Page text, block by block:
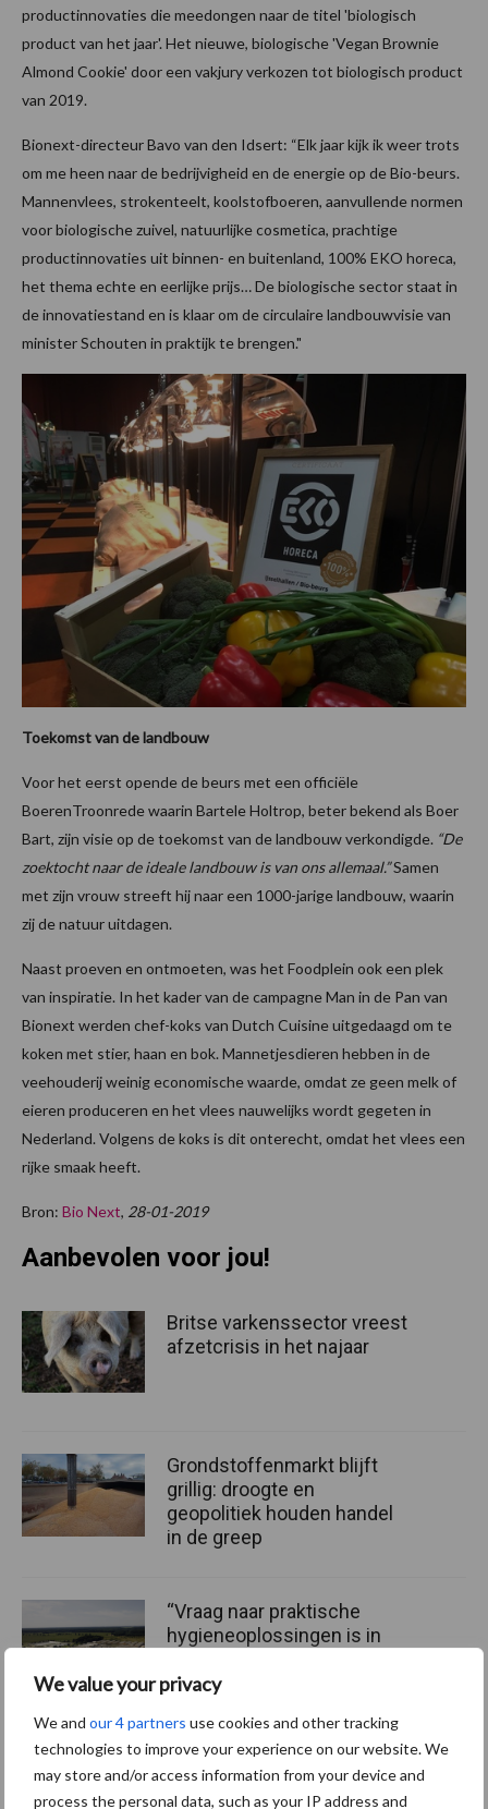
We value your privacy
We and our 4 partners use cookies and other tracking
technologies to improve your experience on our website. We
may store and/or access information from your device and
process the personal data, such as your IP address and
productinnovaties die meedongen naar de titel 'biologisch
product van het jaar'. Het nieuwe, biologische 'Vegan Brownie
Almond Cookie' door een vakjury verkozen tot biologisch product
van 2019.
Bionext-directeur Bavo van den Idsert: “Elk jaar kijk ik weer trots
om me heen naar de bedrijvigheid en de energie op de Bio-beurs.
Mannenvlees, strokenteelt, koolstofboeren, aanvullende normen
voor biologische zuivel, natuurlijke cosmetica, prachtige
productinnovaties uit binnen- en buitenland, 100% EKO horeca,
het thema echte en eerlijke prijs… De biologische sector staat in
de innovatiestand en is klaar om de circulaire landbouwvisie van
minister Schouten in praktijk te brengen."
Toekomst van de landbouw
Voor het eerst opende de beurs met een officiële
BoerenTroonrede waarin Bartele Holtrop, beter bekend als Boer
Bart, zijn visie op de toekomst van de landbouw verkondigde. “De
zoektocht naar de ideale landbouw is van ons allemaal.”Samen
met zijn vrouw streeft hij naar een 1000-jarige landbouw, waarin
zij de natuur uitdagen.
Naast proeven en ontmoeten, was het Foodplein ook een plek
van inspiratie. In het kader van de campagne Man in de Pan van
Bionext werden chef-koks van Dutch Cuisine uitgedaagd om te
koken met stier, haan en bok. Mannetjesdieren hebben in de
veehouderij weinig economische waarde, omdat ze geen melk of
eieren produceren en het vlees nauwelijks wordt gegeten in
Nederland. Volgens de koks is dit onterecht, omdat het vlees een
rijke smaak heeft.
Bron: Bio Next, 28-01-2019
Aanbevolen voor jou!
Britse varkenssector vreest
afzetcrisis in het najaar
Grondstoffenmarkt blijft
grillig: droogte en
geopolitiek houden handel
in de greep
“Vraag naar praktische
hygieneoplossingen is in
Themapagina